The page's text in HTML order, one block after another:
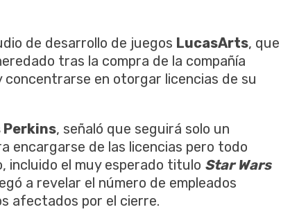
de desarrollo de juegos LucasArts, que
tras la compra de la compañía
concentrarse en otorgar licencias de su
Perkins, señaló que seguirá solo un
encargarse de las licencias pero todo
incluido el muy esperado titulo Star Wars
a revelar el número de empleados
afectados por el cierre.